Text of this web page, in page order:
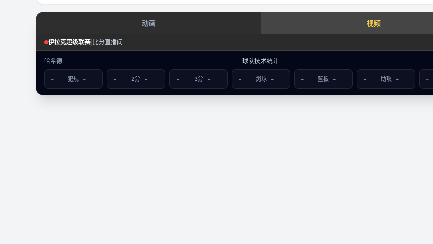
动画 视频
伊拉克超级联赛 比分直播间
伊拉克超级联赛
-
S
查看实时数据
篮球回合态势
哈希德 球队技术统计
- 犯规 - - 2分 - - 3分 - - 罚球 - - 篮板 - - 助攻 - -